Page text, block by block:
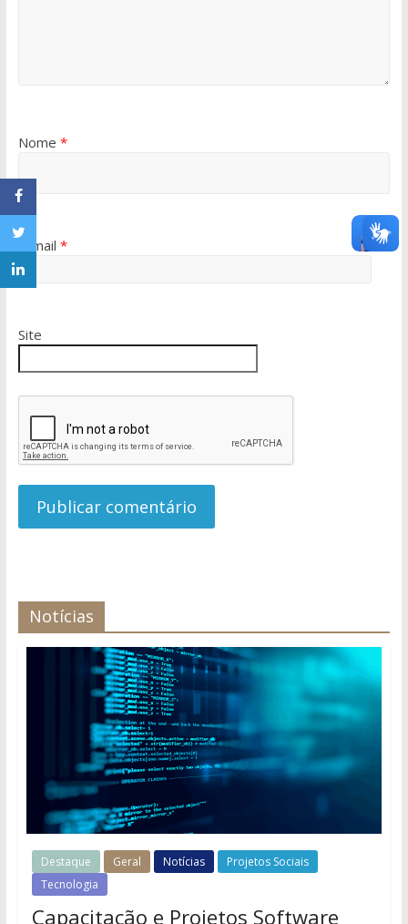
Nome *
E-mail *
Site
Notícias
Destaque Geral Notícias
Projetos Sociais
Tecnologia
Capacitação e Projetos Software